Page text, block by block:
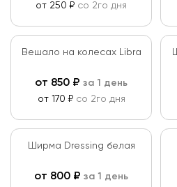
Ткань
от 250 ₽ со 2го дня
Вешало на колесах Libra
от 850 ₽ за 1 день
от 170 ₽ со 2го дня
Ширма Dressing белая
от 800 ₽ за 1 день